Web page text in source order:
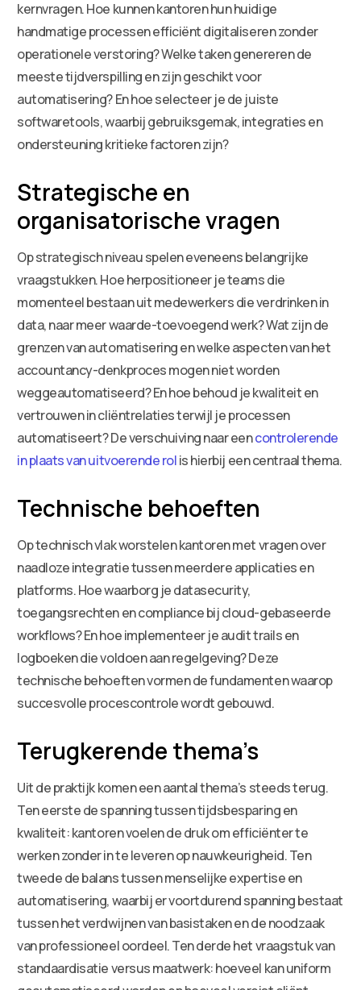
kernvragen. Hoe kunnen kantoren hun huidige
handmatige processen efficiënt digitaliseren zonder
operationele verstoring? Welke taken genereren de
meeste tijdverspilling en zijn geschikt voor
automatisering? En hoe selecteer je de juiste
softwaretools, waarbij gebruiksgemak, integraties en
ondersteuning kritieke factoren zijn?
Strategische en
organisatorische vragen
Op strategisch niveau spelen eveneens belangrijke
vraagstukken. Hoe herpositioneer je teams die
momenteel bestaan uit medewerkers die verdrinken in
data, naar meer waarde-toevoegend werk? Wat zijn de
grenzen van automatisering en welke aspecten van het
accountancy-denkproces mogen niet worden
weggeautomatiseerd? En hoe behoud je kwaliteit en
vertrouwen in cliëntrelaties terwijl je processen
automatiseert? De verschuiving naar eencontrolerende
in plaats van uitvoerende rolis hierbij een centraal thema.
Technische behoeften
Op technisch vlak worstelen kantoren met vragen over
naadloze integratie tussen meerdere applicaties en
platforms. Hoe waarborg je datasecurity,
toegangsrechten en compliance bij cloud-gebaseerde
workflows? En hoe implementeer je audit trails en
logboeken die voldoen aan regelgeving? Deze
technische behoeften vormen de fundamenten waarop
succesvolle procescontrole wordt gebouwd.
Terugkerende thema’s
Uit de praktijk komen een aantal thema’s steeds terug.
Ten eerste de spanning tussen tijdsbesparing en
kwaliteit: kantoren voelen de druk om efficiënter te
werken zonder in te leveren op nauwkeurigheid. Ten
tweede de balans tussen menselijke expertise en
automatisering, waarbij er voortdurend spanning bestaat
tussen het verdwijnen van basistaken en de noodzaak
van professioneel oordeel. Ten derde het vraagstuk van
standaardisatie versus maatwerk: hoeveel kan uniform